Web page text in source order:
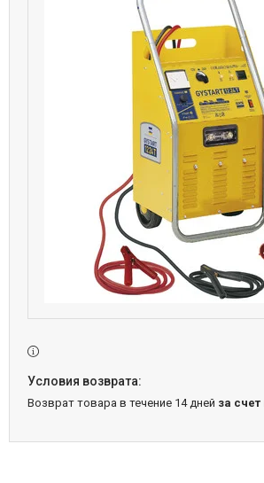
возврат товара в течение 14 дней за счет